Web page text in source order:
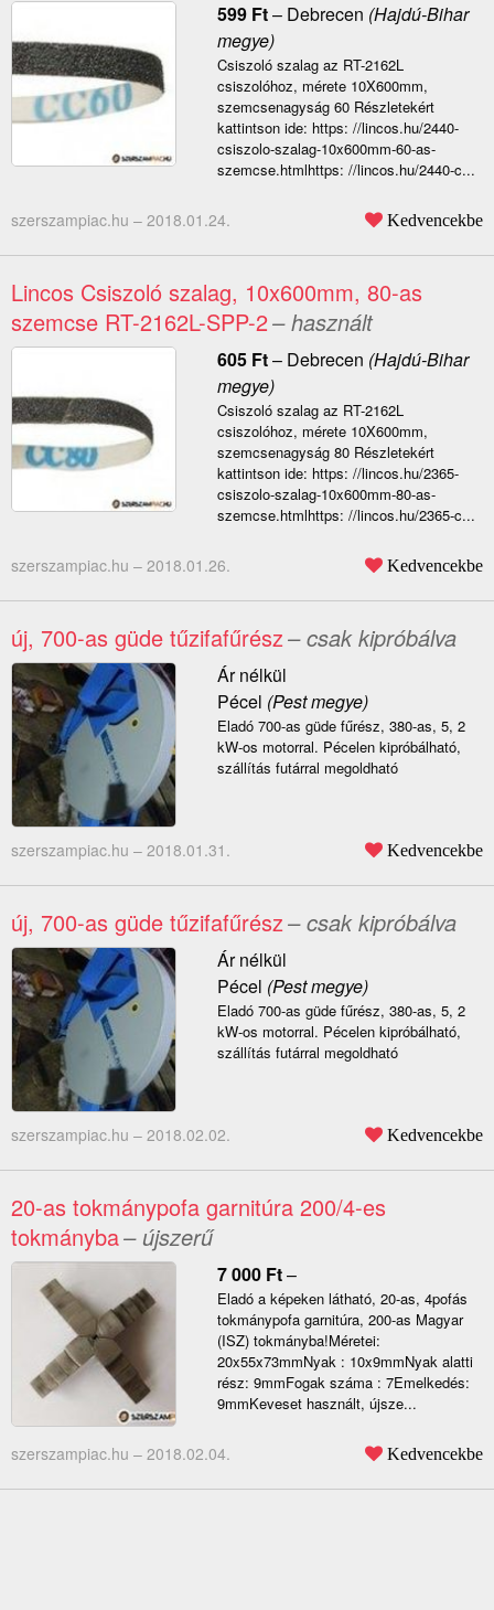
599 Ft– Debrecen (Hajdú-Bihar
megye)
Csiszoló szalag az RT-2162L
csiszolóhoz, mérete 10X600mm,
szemcsenagyság 60 Részletekért
kattintson ide: https: //lincos.hu/2440-
csiszolo-szalag-10x600mm-60-as-
szemcse.htmlhttps: //lincos.hu/2440-c...
szerszampiac.hu – 2018.01.24. Kedvencekbe
Lincos Csiszoló szalag, 10x600mm, 80-as
szemcse RT-2162L-SPP-2– használt
605 Ft– Debrecen (Hajdú-Bihar
megye)
Csiszoló szalag az RT-2162L
csiszolóhoz, mérete 10X600mm,
szemcsenagyság 80 Részletekért
kattintson ide: https: //lincos.hu/2365-
csiszolo-szalag-10x600mm-80-as-
szemcse.htmlhttps: //lincos.hu/2365-c...
szerszampiac.hu – 2018.01.26. Kedvencekbe
új, 700-as güde tűzifafűrész– csak kipróbálva
Ár nélkül
Pécel (Pest megye)
Eladó 700-as güde fűrész, 380-as, 5, 2
kW-os motorral. Pécelen kipróbálható,
szállítás futárral megoldható
szerszampiac.hu – 2018.01.31. Kedvencekbe
új, 700-as güde tűzifafűrész– csak kipróbálva
Ár nélkül
Pécel (Pest megye)
Eladó 700-as güde fűrész, 380-as, 5, 2
kW-os motorral. Pécelen kipróbálható,
szállítás futárral megoldható
szerszampiac.hu – 2018.02.02. Kedvencekbe
20-as tokmánypofa garnitúra 200/4-es
tokmányba– újszerű
7 000 Ft–
Eladó a képeken látható, 20-as, 4pofás
tokmánypofa garnitúra, 200-as Magyar
(ISZ) tokmányba!Méretei:
20x55x73mmNyak : 10x9mmNyak alatti
rész: 9mmFogak száma : 7Emelkedés:
9mmKeveset használt, újsze...
szerszampiac.hu – 2018.02.04. Kedvencekbe